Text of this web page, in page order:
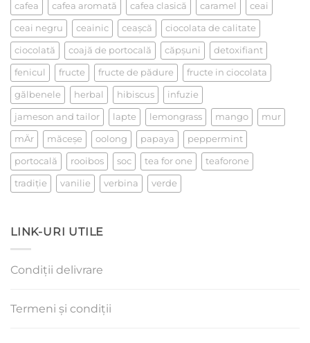
cafea cafea aromată cafea clasică caramel ceai
ceai negru ceainic ceaşcă ciocolata de calitate
ciocolată coajă de portocală căpşuni detoxifiant
fenicul fructe fructe de pădure fructe in ciocolata
gălbenele herbal hibiscus infuzie
jameson and tailor lapte lemongrass mango mur
mÄr măceşe oolong papaya peppermint
portocală rooibos soc tea for one teaforone
tradiţie vanilie verbina verde
LINK-URI UTILE
Condiții delivrare
Termeni și condiții